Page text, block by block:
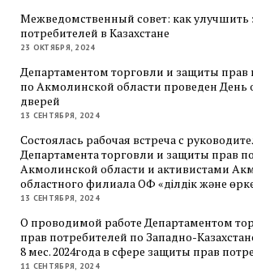
Межведомственный совет: как улучшить
потребителей в Казахстане
23 ОКТЯБРЯ, 2024
Департаментом торговли и защиты прав
по Акмолинской области проведен День
дверей
13 СЕНТЯБРЯ, 2024
Состоялась рабочая встреча с
Департамента торговли и защиты прав
Акмолинской области и активистами
областного филиала ОФ «Әділдік және
13 СЕНТЯБРЯ, 2024
О проводимой работе Департаментом
прав потребителей по Западно-
8 мес. 2024года в сфере защиты прав
11 СЕНТЯБРЯ, 2024